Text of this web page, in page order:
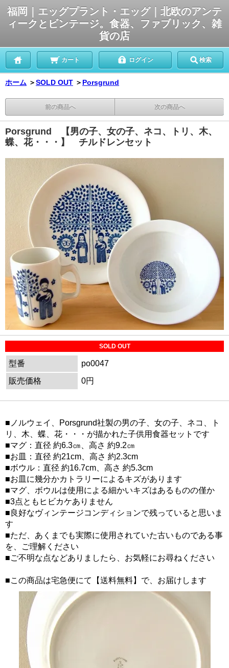
福岡｜エッグプラント・エッグ｜北欧のアンテ
ィークとビンテージ。食器、ファブリック、雑
貨の店
カート ログイン 検索
ホーム ＞SOLD OUT ＞ Porsgrund
前の商品へ 次の商品へ
Porsgrund 【男の子、女の子、ネコ、トリ、木、
蝶、花・・・】 チルドレンセット
SOLD OUT
型番
po0047
販売価格
0円
■ノルウェイ、Porsgrund社製の男の子、女の子、ネコ、ト
リ、木、蝶、花・・・が描かれた子供用食器セットです
■マグ：直径 約6.3㎝、高さ 約9.2㎝
■お皿：直径 約21cm、高さ 約2.3cm
■ボウル：直径 約16.7cm、高さ 約5.3cm
■お皿に幾分かカトラリーによるキズがあります
■マグ、ボウルは使用による細かいキズはあるものの僅か
■3点ともヒビカケありません
■良好なヴィンテージコンディションで残っていると思いま
す
■ただ、あくまでも実際に使用されていた古いものである事
を、ご理解ください
■ご不明な点などありましたら、お気軽にお尋ねください
■この商品は宅急便にて【送料無料】で、お届けします